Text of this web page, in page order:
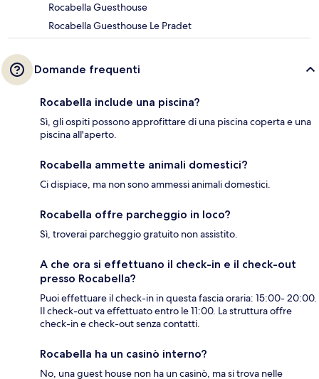
Rocabella Guesthouse
Rocabella Guesthouse Le Pradet
Domande frequenti
Rocabella include una piscina?
Sì, gli ospiti possono approfittare di una piscina coperta e una
piscina all'aperto.
Rocabella ammette animali domestici?
Ci dispiace, ma non sono ammessi animali domestici.
Rocabella offre parcheggio in loco?
Sì, troverai parcheggio gratuito non assistito.
A che ora si effettuano il check-in e il check-out
presso Rocabella?
Puoi effettuare il check-in in questa fascia oraria: 15:00- 20:00.
Il check-out va effettuato entro le 11:00. La struttura offre
check-in e check-out senza contatti.
Rocabella ha un casinò interno?
No, una guest house non ha un casinò, ma si trova nelle